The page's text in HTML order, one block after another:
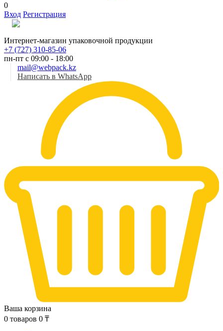
0
Вход Регистрация
Интернет-магазин упаковочной продукции
+7 (727) 310-85-06
пн-пт с 09:00 - 18:00
mail@webpack.kz
Написать в WhatsApp
Ваша корзина
0 товаров 0 ₸